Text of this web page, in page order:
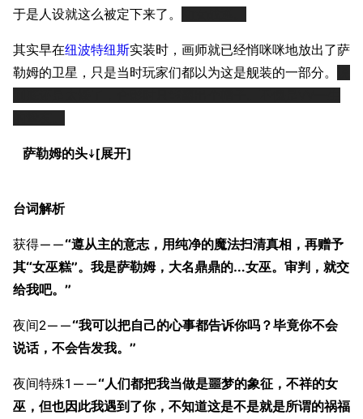
舰R百科
导航
最近更改
新文件
新页面
帮助
资助百科
编辑规范
随便逛逛
特殊页面
上传文件
游戏系统
巧
远征
任务
战利品与功勋
战斗机制
舰娘与装备
换装
深海舰队
装备属性一览
于是人设就这么被定下来了。
其实早在纽波特纽斯实装时，画师就已经悄咪咪地放出了萨
勒姆的卫星，只是当时玩家们都以为这是舰装的一部分。
萨勒姆的头↓
台词解析
获得——“遵从主的意志，用纯净的魔法扫清真相，再赠予
其“女巫糕”。我是萨勒姆，大名鼎鼎的…女巫。审判，就交
给我吧。”
夜间2——“我可以把自己的心事都告诉你吗？毕竟你不会
说话，不会告发我。”
夜间特殊1——“人们都把我当做是噩梦的象征，不祥的女
巫，但也因此我遇到了你，不知道这是不是就是所谓的祸福